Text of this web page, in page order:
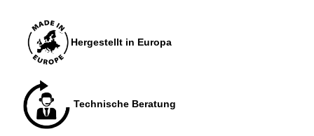
Hergestellt in Europa
Technische Beratung